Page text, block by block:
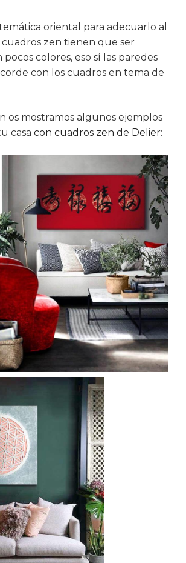
oriental para adecuarlo al
cuadros zen tienen que ser
pocos colores, eso sí las paredes
con los cuadros en tema de
os mostramos algunos ejemplos
casa con cuadros zen de Delier: